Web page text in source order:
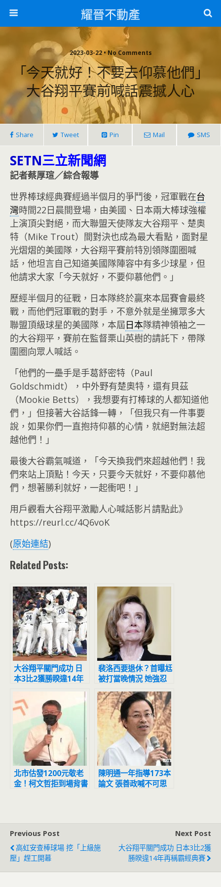
耀晉不動產
2023-03-22 • No Comments
「今天就好！不要去仰慕他們」
大谷翔平賽前喊話震撼人心
Share Tweet Pin Mail SMS
SETN三立新聞網
記者蔡厚瑄／綜合報導
世界棒球經典賽經過半個月的爭鬥後，冠軍戰在台
灣時間22日晨間登場，由美國、日本兩大棒球強權
上演頂尖對絕，而大聯盟天使隊友大谷翔平、楚奧
特（Mike Trout）間對決也成為最大看點，面對星
光熠熠的美國隊，大谷翔平賽前特別領隊圍圈喊
話，他坦言自己知道美國隊陣容中有多少球星，但
他請求大家「今天就好，不要仰慕他們。」
歷經半個月的征戰，日本隊終於贏來本屆賽會最終
戰，而他們冠軍戰的對手，不意外就是坐擁眾多大
聯盟頂級球星的美國隊，本屆日本隊精神領袖之一
的大谷翔平，賽前在監督栗山英樹的請託下，帶隊
圍圈向眾人喊話。
「他們的一壘手是手葛舒密特（Paul
Goldschmidt），中外野有楚奧特，還有貝茲
（Mookie Betts），我想要有打棒球的人都知道他
們，」但接著大谷話鋒一轉，「但我只有一件事要
說，如果你們一直抱持仰慕的心情，就絕對無法超
越他們！」
最後大谷霸氣喊道，「今天換我們來超越他們！我
們來站上頂點！今天，只要今天就好，不要仰慕他
們，想著勝利就好，一起衝吧！」
用戶觀看大谷翔平激勵人心喊話影片請點此》
https://reurl.cc/4Q6voK
(原始連結)
Related Posts:
大谷翔平關門成功 日
本3比2獲勝睽違14年
再稱霸經典賽
裴洛西要退休？首曝尪
被打當晚情況 她強忍
淚水吐4字
北市估發1200元敬老
金！柯文哲拒到場背書
陳明通一年指導173本
論文 張善政喊不可思
Previous Post
高虹安查棒球場 挖「上級施
壓」趕工開幕
Next Post
大谷翔平關門成功 日本3比2獲
勝睽違14年再稱霸經典賽